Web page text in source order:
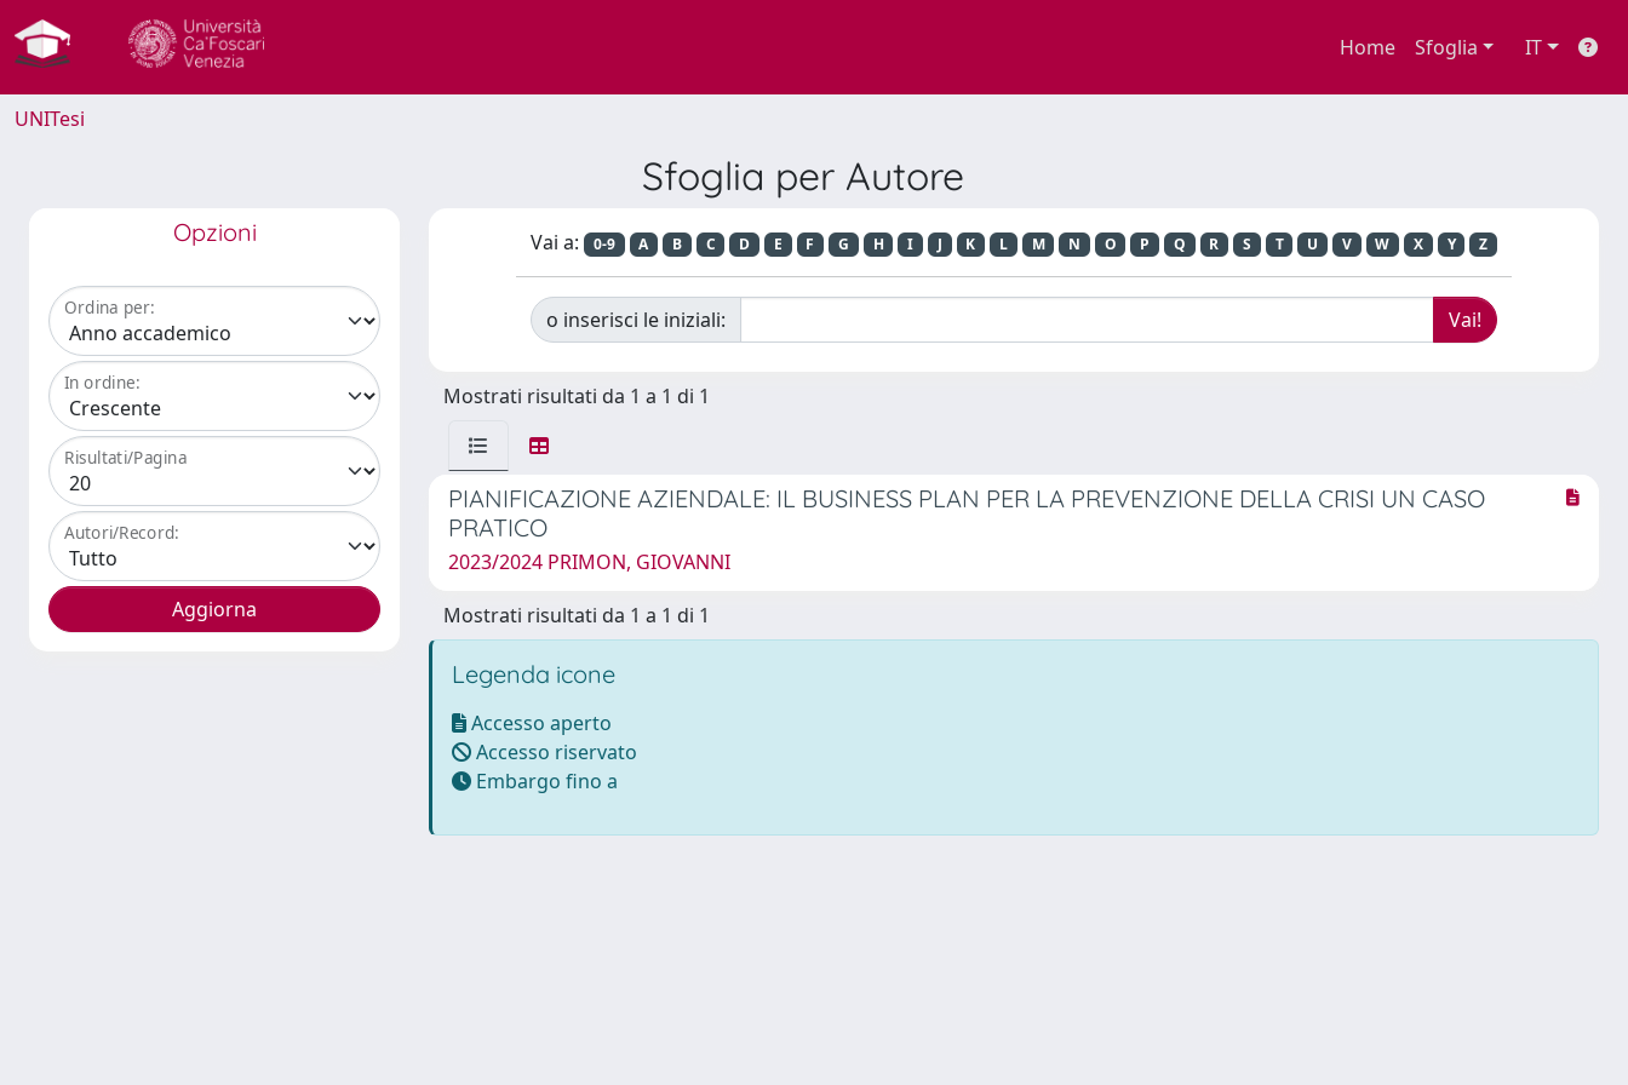
Home Sfoglia IT
UNITesi
Sfoglia per Autore
Opzioni
Ordina per:
In ordine:
Risultati/Pagina
Autori/Record:
Vai a: 0-9 A B C D E F G H I J K L M N O P Q R S T U V W X Y Z
o inserisci le iniziali:
Mostrati risultati da 1 a 1 di 1
PIANIFICAZIONE AZIENDALE: IL BUSINESS PLAN PER LA PREVENZIONE DELLA CRISI UN CASO
PRATICO
2023/2024 PRIMON, GIOVANNI
Mostrati risultati da 1 a 1 di 1
Legenda icone
Accesso aperto
Accesso riservato
Embargo fino a